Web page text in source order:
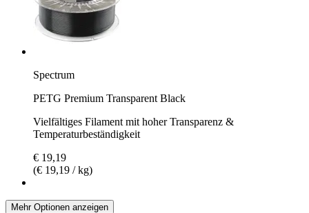
Spectrum
PETG Premium Transparent Black
Vielfältiges Filament mit hoher Transparenz &
Temperaturbeständigkeit
€ 19,19
(€ 19,19 / kg)
Mehr Optionen anzeigen